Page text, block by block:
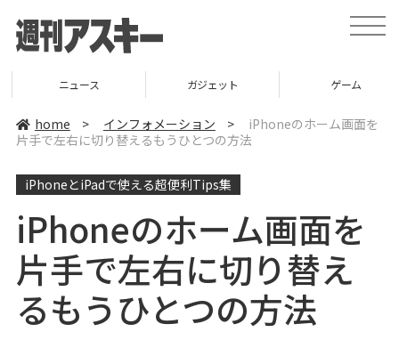
t
o
v
ニュース ガジェット ゲーム
home > インフォメーション >
iPhoneのホーム画面を
片手で左右に切り替えるもうひとつの方法
iPhoneとiPadで使える超便利Tips集
iPhoneのホーム画面を
片手で左右に切り替え
るもうひとつの方法